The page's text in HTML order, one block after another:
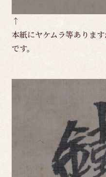
↑
本紙にヤケムラ等ありま
です。